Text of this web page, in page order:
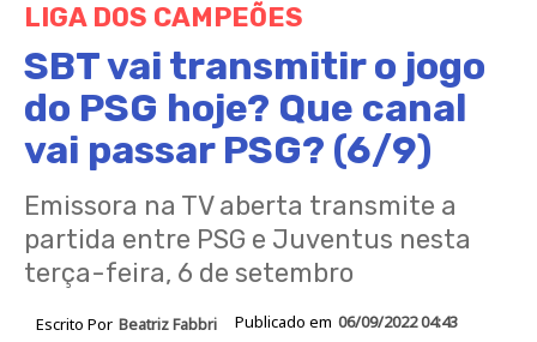
LIGA DOS CAMPEÕES
SBT vai transmitir o jogo
do PSG hoje? Que canal
vai passar PSG? (6/9)
Emissora na TV aberta transmite a
partida entre PSG e Juventus nesta
terça-feira, 6 de setembro
Escrito Por Beatriz Fabbri Publicado em 06/09/2022 04:43